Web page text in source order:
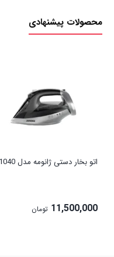
محصولات پیشنهادی
اتو بخار دستی ژانومه مدل ID1040
11,500,000 تومان